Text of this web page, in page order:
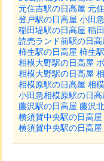
元住吉駅の日高屋 元
登戸駅の日高屋 小田
稲田堤駅の日高屋 稲
読売ランド前駅の日
柿生駅の日高屋 柿生
相模大野駅の日高屋
相模大野駅の日高屋
相模原駅の日高屋 相
小田急相模原駅の日
藤沢駅の日高屋 藤沢
横須賀中央駅の日高
横須賀中央駅の日高